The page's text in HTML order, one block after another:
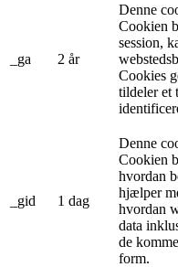
_ga 2 år
Denne
Cookien
session,
Cookies
tildeler et
_gid 1 dag
Denne
Cookien
hvordan
hjælper
hvordan
data
de
form.